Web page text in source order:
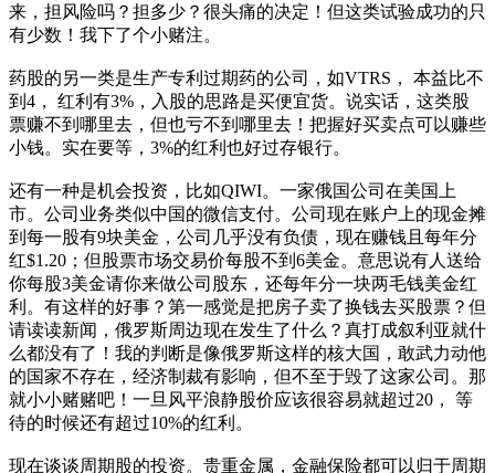
来，担风险吗？担多少？很头痛的决定！但这类试验成功的只
有少数！我下了个小赌注。
药股的另一类是生产专利过期药的公司，如VTRS， 本益比不
到4， 红利有3%，入股的思路是买便宜货。说实话，这类股
票赚不到哪里去，但也亏不到哪里去！把握好买卖点可以赚些
小钱。实在要等，3%的红利也好过存银行。
还有一种是机会投资，比如QIWI。一家俄国公司在美国上
市。公司业务类似中国的微信支付。公司现在账户上的现金摊
到每一股有9块美金，公司几乎没有负债，现在赚钱且每年分
红$1.20；但股票市场交易价每股不到6美金。意思说有人送给
你每股3美金请你来做公司股东，还每年分一块两毛钱美金红
利。有这样的好事？第一感觉是把房子卖了换钱去买股票？但
请读读新闻，俄罗斯周边现在发生了什么？真打成叙利亚就什
么都没有了！我的判断是像俄罗斯这样的核大国，敢武力动他
的国家不存在，经济制裁有影响，但不至于毁了这家公司。那
就小小赌赌吧！一旦风平浪静股价应该很容易就超过20， 等
待的时候还有超过10%的红利。
现在谈谈周期股的投资。贵重金属，金融保险都可以归于周期